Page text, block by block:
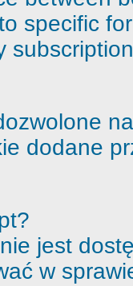
specific
dodane
jest
w